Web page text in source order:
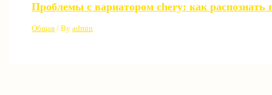
Проблемы с вариатором chery: как распознать
Общая / Byadmin